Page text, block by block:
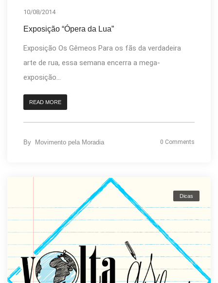
10/08/2014
Exposição “Ópera da Lua”
Exposição Os Gêmeos Para os fãs da verdadeira
arte de rua, essa semana encerra a mega-
exposição...
READ MORE
By Movimento pela Moradia 0 Comments
Dicas